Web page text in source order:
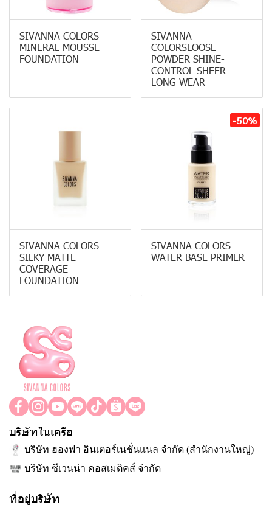
SIVANNA COLORS
MINERAL MOUSSE
FOUNDATION
SIVANNA
COLORSLOOSE
POWDER SHINE-
CONTROL SHEER-
LONG WEAR
SIVANNA COLORS
SILKY MATTE
COVERAGE
FOUNDATION
-50%
SIVANNA COLORS
WATER BASE PRIMER
บริษัทในเครือ
บริษัท ฮองฟา อินเตอร์เนชั่นแนล จำกัด (สำนักงานใหญ่)
บริษัท ซีเวนน่า คอสเมติคส์ จำกัด
ที่อยู่บริษัท